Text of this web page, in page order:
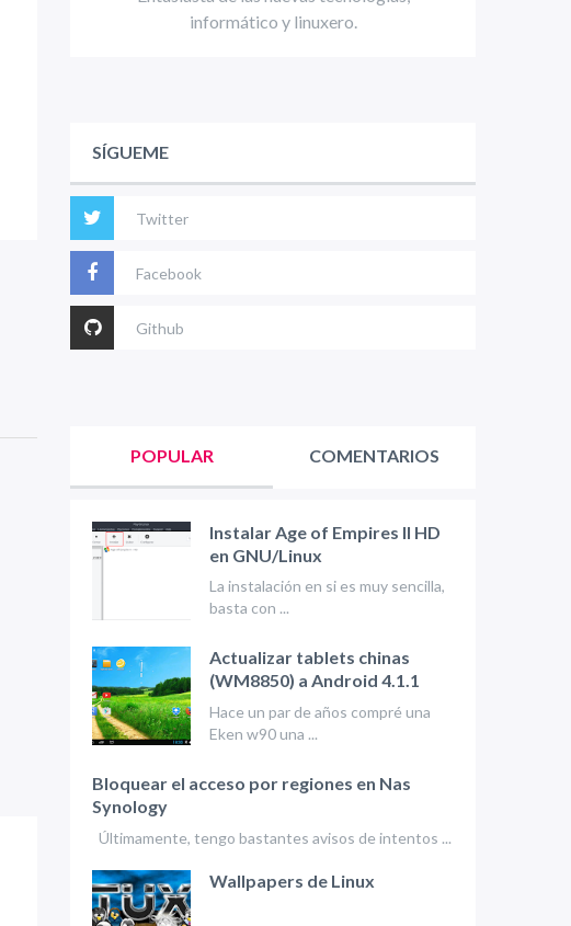
informático y linuxero.
SÍGUEME
Twitter
Facebook
Github
POPULAR COMENTARIOS
Instalar Age of Empires II HD
en GNU/Linux
La instalación en si es muy sencilla,
basta con ...
Actualizar tablets chinas
(WM8850) a Android 4.1.1
Hace un par de años compré una
Eken w90 una ...
Bloquear el acceso por regiones en Nas
Synology
Últimamente, tengo bastantes avisos de intentos ...
Wallpapers de Linux